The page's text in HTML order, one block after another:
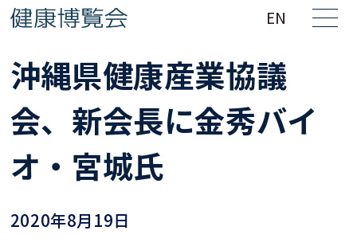
EN
沖縄県健康産業協議
会、新会長に金秀バイ
オ・宮城氏
2020年8月19日